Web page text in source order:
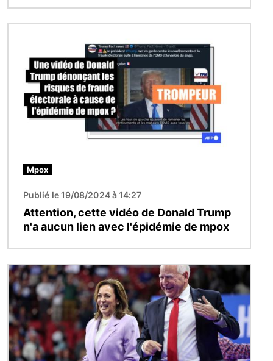
Mpox
Publié le 19/08/2024 à 14:27
Attention, cette vidéo de Donald Trump
n'a aucun lien avec l'épidémie de mpox
Image